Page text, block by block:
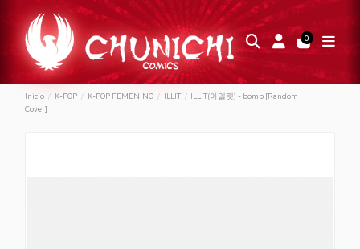
0
Inicio K-POP K-POP FEMENINO ILLIT
ILLIT(아일릿) - bomb [Random
Cover]